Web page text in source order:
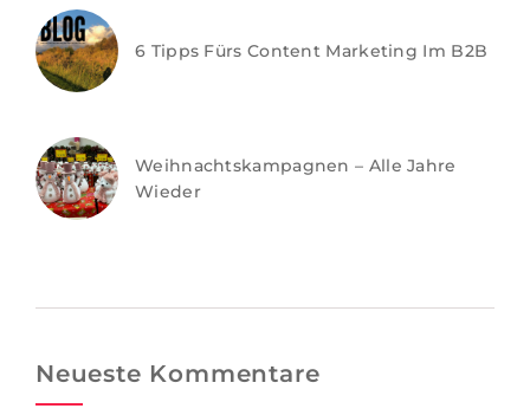
6 Tipps Fürs Content Marketing Im B2B
Weihnachtskampagnen – Alle Jahre
Wieder
Neueste Kommentare